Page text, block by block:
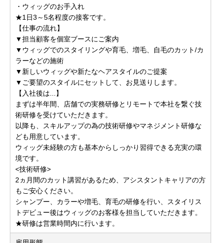
・ウィッグのお手入れ
★1日3～5名程度の接客です。
【仕事の流れ】
▼担当顧客を個室ブースにご案内
▼ウィッグでのスタイリングや育毛、増毛、自毛のカット/カ
ラーなどの施術
▼新しいウィッグや新たなヘアスタイルのご提案
▼ご要望のスタイルにセットして、お見送りします。
【入社後は...】
まずは半年間、店舗での実務研修とリモートで本社を繋ぐ技
術研修を受けていただきます。
以降も、スキルアップの為の技術研修やマネジメント研修な
ども用意しています。
ウィッグ未経験の方も基本からしっかり習得できる充実の環
境です。
<技術研修>
2ヵ月間のカット講習があるため、アシスタントキャリアの方
もご安心ください。
シャンプー、カラーや増毛、育毛の研修を行い、スタイリス
トデビュー後はウィッグのお客様を担当していただきます。
★研修は営業時間内に行います。